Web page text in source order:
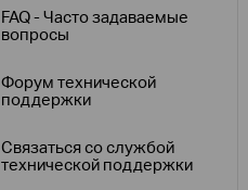
FAQ - Часто задаваемые
вопросы
Форум технической
поддержки
Связаться со службой
технической поддержки